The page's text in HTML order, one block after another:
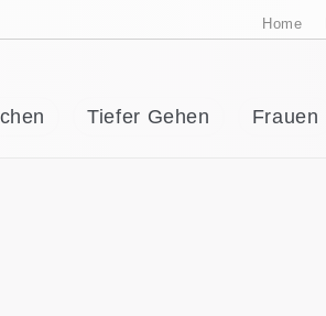
Home
Tiefer Gehen Frauen